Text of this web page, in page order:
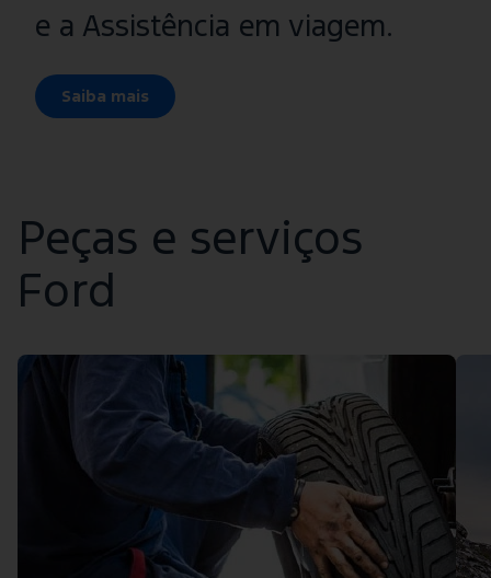
e a Assistência em viagem.
Saiba mais
Peças e serviços
Ford